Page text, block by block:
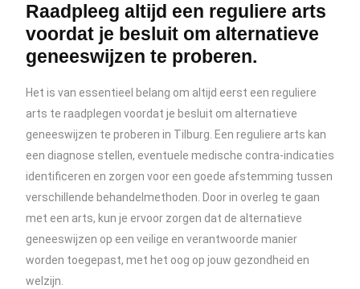
Raadpleeg altijd een reguliere arts
voordat je besluit om alternatieve
geneeswijzen te proberen.
Het is van essentieel belang om altijd eerst een reguliere
arts te raadplegen voordat je besluit om alternatieve
geneeswijzen te proberen in Tilburg. Een reguliere arts kan
een diagnose stellen, eventuele medische contra-indicaties
identificeren en zorgen voor een goede afstemming tussen
verschillende behandelmethoden. Door in overleg te gaan
met een arts, kun je ervoor zorgen dat de alternatieve
geneeswijzen op een veilige en verantwoorde manier
worden toegepast, met het oog op jouw gezondheid en
welzijn.